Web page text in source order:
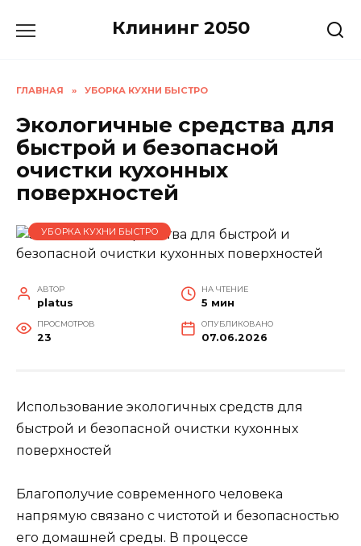
Клининг 2050
ГЛАВНАЯ » УБОРКА КУХНИ БЫСТРО
Экологичные средства для
быстрой и безопасной
очистки кухонных
поверхностей
УБОРКА КУХНИ БЫСТРО
АВТОР
platus
НА ЧТЕНИЕ
5 мин
ПРОСМОТРОВ
23
ОПУБЛИКОВАНО
07.06.2026
Использование экологичных средств для
быстрой и безопасной очистки кухонных
поверхностей
Благополучие современного человека
напрямую связано с чистотой и безопасностью
его домашней среды. В процессе